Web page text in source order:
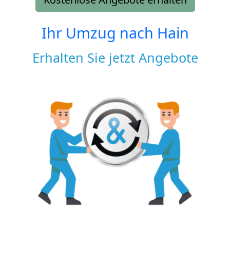
Ihr Umzug nach Hain
Erhalten Sie jetzt Angebote